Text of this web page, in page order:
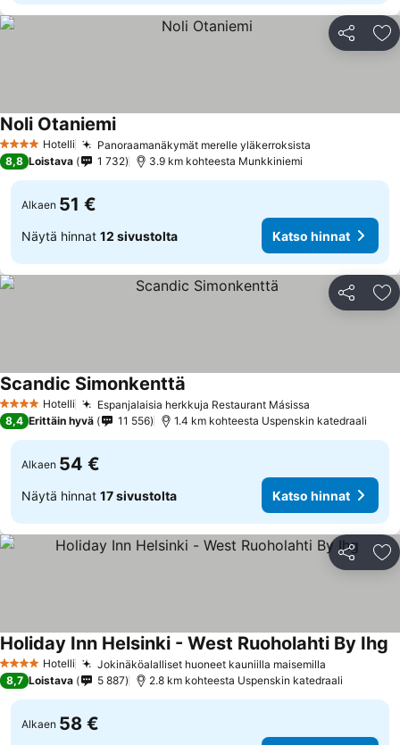
Jaa
4 Tähtiluokitus
Hotelli Panoraamanäkymät merelle yläkerroksista
Noli Otaniemi
8,8 Loistava 1 732 3.9 km kohteesta Munkkiniemi
Alkaen 51 €
Näytä hinnat 12 sivustolta Katso hinnat
Jaa
4 Tähtiluokitus
Hotelli Espanjalaisia herkkuja Restaurant Másissa
Scandic Simonkenttä
8,4 Erittäin hyvä 11 556 1.4 km kohteesta Uspenskin katedraali
Alkaen 54 €
Näytä hinnat 17 sivustolta Katso hinnat
Jaa
4 Tähtiluokitus
Hotelli Jokinäköalalliset huoneet kauniilla maisemilla
Holiday Inn Helsinki - West Ruoholahti By Ihg
8,7 Loistava 5 887 2.8 km kohteesta Uspenskin katedraali
Alkaen 58 €